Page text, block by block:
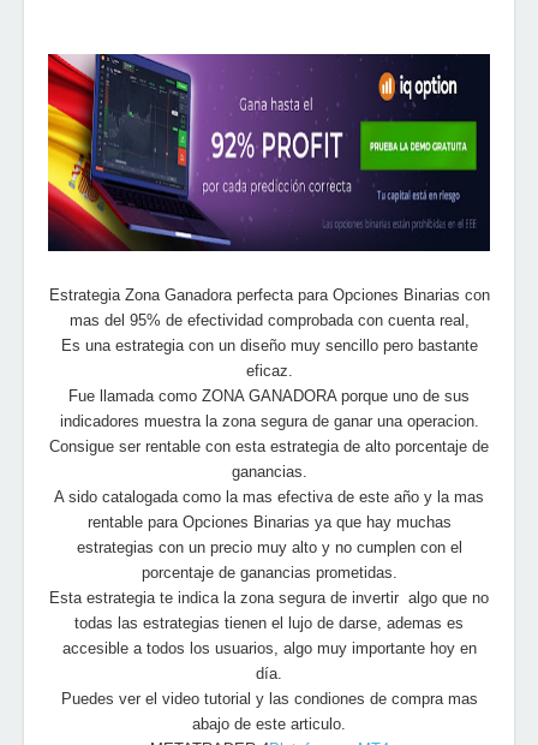
Estrategia Zona Ganadora perfecta para Opciones Binarias con
mas del 95% de efectividad comprobada con cuenta real,
Es una estrategia con un diseño muy sencillo pero bastante
eficaz.
Fue llamada como ZONA GANADORA porque uno de sus
indicadores muestra la zona segura de ganar una operacion.
Consigue ser rentable con esta estrategia de alto porcentaje de
ganancias.
A sido catalogada como la mas efectiva de este año y la mas
rentable para Opciones Binarias ya que hay muchas
estrategias con un precio muy alto y no cumplen con el
porcentaje de ganancias prometidas.
Esta estrategia te indica la zona segura de invertir algo que no
todas las estrategias tienen el lujo de darse, ademas es
accesible a todos los usuarios, algo muy importante hoy en
día.
Puedes ver el video tutorial y las condiones de compra mas
abajo de este articulo.